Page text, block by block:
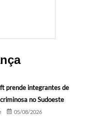
prende integrantes de
no Sudoeste
05/08/2026